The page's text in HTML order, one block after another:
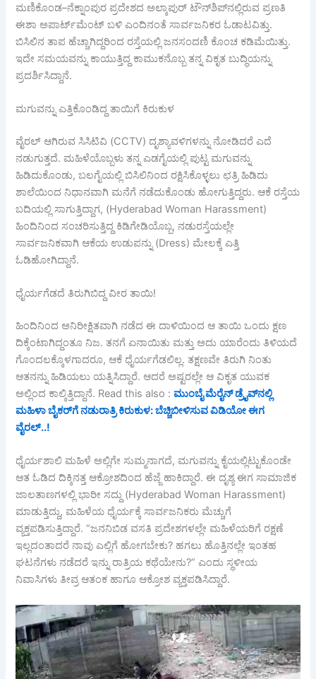
ಮಣಿಕೊಂಡ–ನೆಕ್ನಾಂಪುರ ಪ್ರದೇಶದ ಅಲ್ಕಾಪುರ್ ಟೌನ್‌ಶಿಪ್‌ನಲ್ಲಿರುವ ಪ್ರಣತಿ
ಈಶಾ ಅಪಾರ್ಟ್‌ಮೆಂಟ್ ಬಳಿ ಎಂದಿನಂತೆ ಸಾರ್ವಜನಿಕರ ಓಡಾಟವಿತ್ತು.
ಬಿಸಿಲಿನ ತಾಪ ಹೆಚ್ಚಾಗಿದ್ದರಿಂದ ರಸ್ತೆಯಲ್ಲಿ ಜನಸಂದಣಿ ಕೊಂಚ ಕಡಿಮೆಯಿತ್ತು.
ಇದೇ ಸಮಯವನ್ನು ಕಾಯುತ್ತಿದ್ದ ಕಾಮುಕನೊಬ್ಬ ತನ್ನ ವಿಕೃತ ಬುದ್ಧಿಯನ್ನು
ಪ್ರದರ್ಶಿಸಿದ್ದಾನೆ.
ಮಗುವನ್ನು ಎತ್ತಿಕೊಂಡಿದ್ದ ತಾಯಿಗೆ ಕಿರುಕುಳ
ವೈರಲ್ ಆಗಿರುವ ಸಿಸಿಟಿವಿ (CCTV) ದೃಶ್ಯಾವಳಿಗಳನ್ನು ನೋಡಿದರೆ ಎದೆ
ನಡುಗುತ್ತದೆ. ಮಹಿಳೆಯೊಬ್ಬಳು ತನ್ನ ಎಡಗೈಯಲ್ಲಿ ಪುಟ್ಟ ಮಗುವನ್ನು
ಹಿಡಿದುಕೊಂಡು, ಬಲಗೈಯಲ್ಲಿ ಬಿಸಿಲಿನಿಂದ ರಕ್ಷಿಸಿಕೊಳ್ಳಲು ಛತ್ರಿ ಹಿಡಿದು
ಶಾಲೆಯಿಂದ ನಿಧಾನವಾಗಿ ಮನೆಗೆ ನಡೆದುಕೊಂಡು ಹೋಗುತ್ತಿದ್ದರು. ಆಕೆ ರಸ್ತೆಯ
ಬದಿಯಲ್ಲಿ ಸಾಗುತ್ತಿದ್ದಾಗ, (Hyderabad Woman Harassment)
ಹಿಂದಿನಿಂದ ಸಂಚರಿಸುತ್ತಿದ್ದ ಕಿಡಿಗೇಡಿಯೊಬ್ಬ, ನಡುರಸ್ತೆಯಲ್ಲೇ
ಸಾರ್ವಜನಿಕವಾಗಿ ಆಕೆಯ ಉಡುಪನ್ನು (Dress) ಮೇಲಕ್ಕೆ ಎತ್ತಿ
ಓಡಿಹೋಗಿದ್ದಾನೆ.
ಧೈರ್ಯಗೆಡದೆ ತಿರುಗಿಬಿದ್ದ ವೀರ ತಾಯಿ!
ಹಿಂದಿನಿಂದ ಅನಿರೀಕ್ಷಿತವಾಗಿ ನಡೆದ ಈ ದಾಳಿಯಿಂದ ಆ ತಾಯಿ ಒಂದು ಕ್ಷಣ
ದಿಕ್ಕೆಂಟಾಗಿದ್ದಂತೂ ನಿಜ. ತನಗೆ ಏನಾಯಿತು ಮತ್ತು ಅದು ಯಾರೆಂದು ತಿಳಿಯದೆ
ಗೊಂದಲಕ್ಕೊಳಗಾದರೂ, ಆಕೆ ಧೈರ್ಯಗೆಡಲಿಲ್ಲ. ತಕ್ಷಣವೇ ತಿರುಗಿ ನಿಂತು
ಆತನನ್ನು ಹಿಡಿಯಲು ಯತ್ನಿಸಿದ್ದಾರೆ. ಆದರೆ ಅಷ್ಟರಲ್ಲೇ ಆ ವಿಕೃತ ಯುವಕ
ಅಲ್ಲಿಂದ ಕಾಲ್ಕಿತ್ತಿದ್ದಾನೆ. Read this also :ಮುಂಬೈ ಮೆರೈನ್ ಡ್ರೈವ್‌ನಲ್ಲಿ
ಮಹಿಳಾ ಬೈಕರ್‌ಗೆ ನಡುರಾತ್ರಿ ಕಿರುಕುಳ: ಬೆಚ್ಚಿಬೀಳಿಸುವ ವಿಡಿಯೋ ಈಗ
ವೈರಲ್..!
ಧೈರ್ಯಶಾಲಿ ಮಹಿಳೆ ಅಲ್ಲಿಗೇ ಸುಮ್ಮನಾಗದೆ, ಮಗುವನ್ನು ಕೈಯಲ್ಲಿಟ್ಟುಕೊಂಡೇ
ಆತ ಓಡಿದ ದಿಕ್ಕಿನತ್ತ ಆಕ್ರೋಶದಿಂದ ಹೆಜ್ಜೆ ಹಾಕಿದ್ದಾರೆ. ಈ ದೃಶ್ಯ ಈಗ ಸಾಮಾಜಿಕ
ಜಾಲತಾಣಗಳಲ್ಲಿ ಭಾರೀ ಸದ್ದು (Hyderabad Woman Harassment)
ಮಾಡುತ್ತಿದ್ದು, ಮಹಿಳೆಯ ಧೈರ್ಯಕ್ಕೆ ಸಾರ್ವಜನಿಕರು ಮೆಚ್ಚುಗೆ
ವ್ಯಕ್ತಪಡಿಸುತ್ತಿದ್ದಾರೆ. “ಜನನಿಬಿಡ ವಸತಿ ಪ್ರದೇಶಗಳಲ್ಲೇ ಮಹಿಳೆಯರಿಗೆ ರಕ್ಷಣೆ
ಇಲ್ಲದಂತಾದರೆ ನಾವು ಎಲ್ಲಿಗೆ ಹೋಗಬೇಕು? ಹಗಲು ಹೊತ್ತಿನಲ್ಲೇ ಇಂತಹ
ಘಟನೆಗಳು ನಡೆದರೆ ಇನ್ನು ರಾತ್ರಿಯ ಕಥೆಯೇನು?” ಎಂದು ಸ್ಥಳೀಯ
ನಿವಾಸಿಗಳು ತೀವ್ರ ಆತಂಕ ಹಾಗೂ ಆಕ್ರೋಶ ವ್ಯಕ್ತಪಡಿಸಿದ್ದಾರೆ.